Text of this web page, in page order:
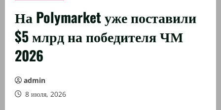
На Polymarket уже поставили
$5 млрд на победителя ЧМ
2026
admin
8 июля, 2026